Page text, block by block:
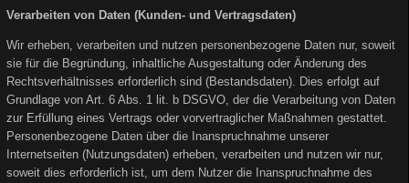
Verarbeiten von Daten (Kunden- und Vertragsdaten)
Wir erheben, verarbeiten und nutzen personenbezogene Daten nur, soweit
sie für die Begründung, inhaltliche Ausgestaltung oder Änderung des
Rechtsverhältnisses erforderlich sind (Bestandsdaten). Dies erfolgt auf
Grundlage von Art. 6 Abs. 1 lit. b DSGVO, der die Verarbeitung von Daten
zur Erfüllung eines Vertrags oder vorvertraglicher Maßnahmen gestattet.
Personenbezogene Daten über die Inanspruchnahme unserer
Internetseiten (Nutzungsdaten) erheben, verarbeiten und nutzen wir nur,
soweit dies erforderlich ist, um dem Nutzer die Inanspruchnahme des